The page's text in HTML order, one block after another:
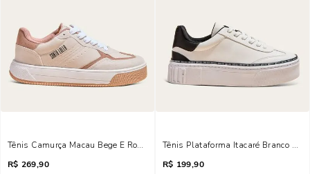
Tênis Camurça Macau Bege E Rosa
R$ 269,90
Tênis Plataforma Itacaré Branco E
R$ 199,90